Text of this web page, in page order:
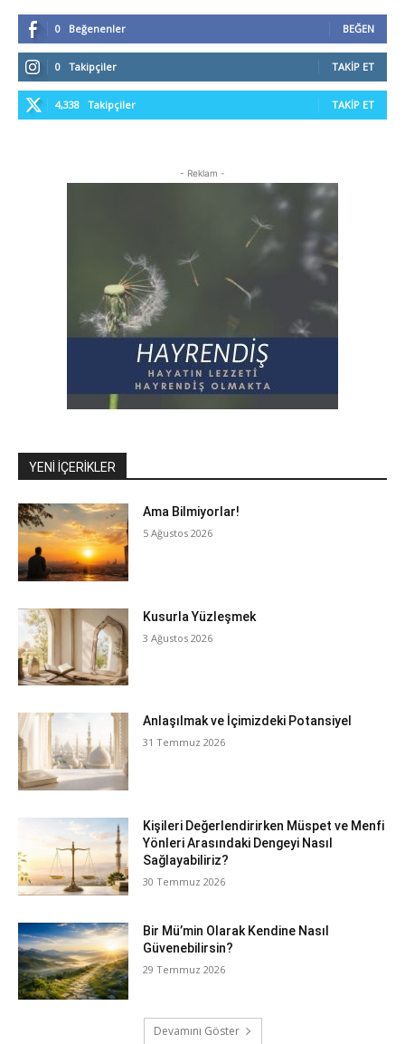
0 Beğenenler BEĞEN
0 Takipçiler TAKIP ET
4,338 Takipçiler TAKIP ET
- Reklam -
YENI İÇERIKLER
Ama Bilmiyorlar!
5 Ağustos 2026
Kusurla Yüzleşmek
3 Ağustos 2026
Anlaşılmak ve İçimizdeki Potansiyel
31 Temmuz 2026
Kişileri Değerlendirirken Müspet ve Menfi
Yönleri Arasındaki Dengeyi Nasıl
Sağlayabiliriz?
30 Temmuz 2026
Bir Mü’min Olarak Kendine Nasıl
Güvenebilirsin?
29 Temmuz 2026
Devamını Göster